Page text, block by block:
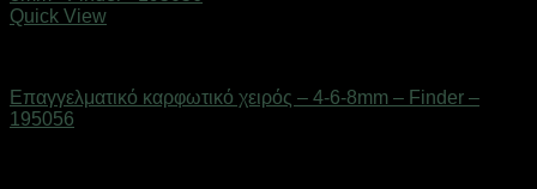
Quick View
Επαγγελματικό καρφωτικό χειρός – 4-6-8mm – Finder –
195056